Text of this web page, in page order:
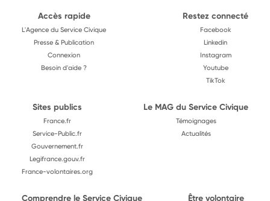
Accès rapide
L'Agence du Service Civique
Presse & Publication
Connexion
Besoin d'aide ?
Restez connecté
Facebook
Linkedin
Instagram
Youtube
TikTok
Sites publics
France.fr
Service-Public.fr
Gouvernement.fr
Legifrance.gouv.fr
France-volontaires.org
Le MAG du Service Civique
Témoignages
Actualités
Comprendre le Service Civique Être volontaire